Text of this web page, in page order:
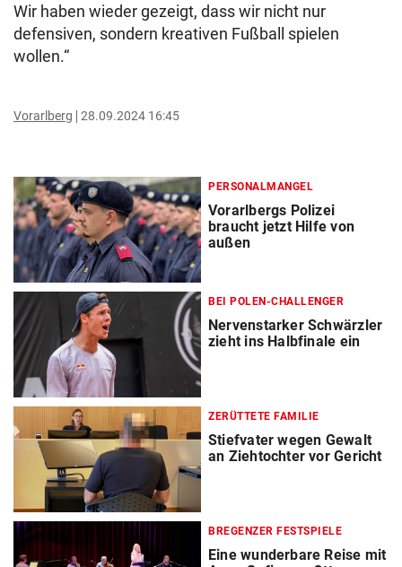
Wir haben wieder gezeigt, dass wir nicht nur
defensiven, sondern kreativen Fußball spielen
wollen.“
Vorarlberg 28.09.2024 16:45
PERSONALMANGEL
Vorarlbergs Polizei
braucht jetzt Hilfe von
außen
BEI POLEN-CHALLENGER
Nervenstarker Schwärzler
zieht ins Halbfinale ein
ZERÜTTETE FAMILIE
Stiefvater wegen Gewalt
an Ziehtochter vor Gericht
BREGENZER FESTSPIELE
Eine wunderbare Reise mit